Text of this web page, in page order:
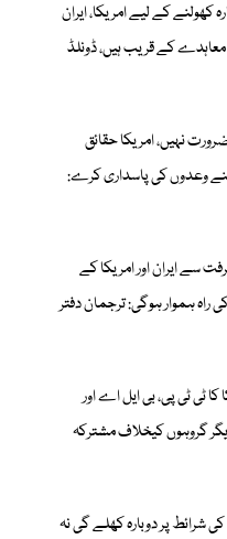
کھولنے کے لیے امریکا، ایران
کے قریب ہیں، ڈونلڈ
نہیں، امریکا حقائق
وعدوں کی پاسداری کرے:
سے ایران اور امریکا کے
راہ ہموار ہوگی: ترجمان دفتر
کا ٹی ٹی پی، بی ایل اے اور
گروہوں کیخلاف مشترکہ
کی شرائط پر دوبارہ کھلے گی نہ